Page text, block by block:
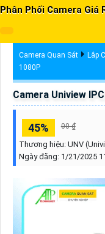
Phân Phối Camera Giá
Camera Quan Sát Lắp
1080P
Camera Uniview
45% 00 ₫
Thương hiệu: UNV
Ngày đăng: 1/21/2025